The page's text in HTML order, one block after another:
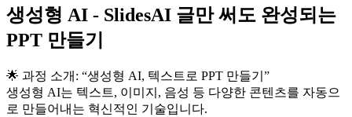
생성형 AI - SlidesAI 글만 써도 완성되는
PPT 만들기
🌟 과정 소개: “생성형 AI, 텍스트로 PPT 만들기”
생성형 AI는 텍스트, 이미지, 음성 등 다양한 콘텐츠를 자동으
로 만들어내는 혁신적인 기술입니다.